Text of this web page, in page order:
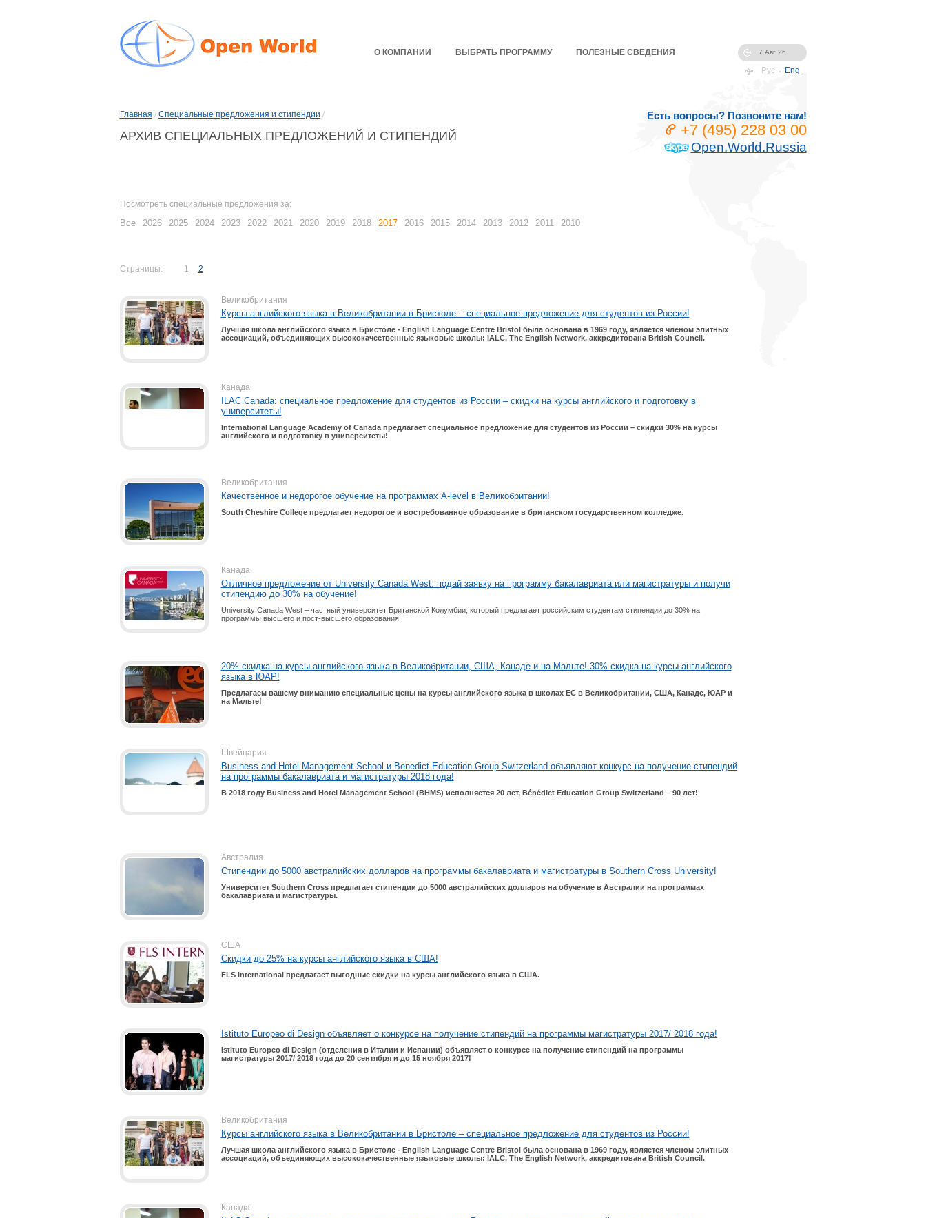
7 Авг 26
Рус Eng
О КОМПАНИИ ВЫБРАТЬ ПРОГРАММУ ПОЛЕЗНЫЕ СВЕДЕНИЯ
Есть вопросы? Позвоните нам!
+7 (495) 228 03 00
Open.World.Russia
Главная / Специальные предложения и стипендии /
АРХИВ СПЕЦИАЛЬНЫХ ПРЕДЛОЖЕНИЙ И СТИПЕНДИЙ
Посмотреть специальные предложения за:
Все 2026 2025 2024 2023 2022 2021 2020 2019 2018 2017 2016 2015 2014 2013 2012 2011 2010
Страницы: 1 2
Великобритания
Курсы английского языка в Великобритании в Бристоле – специальное предложение для студентов из России!
Лучшая школа английского языка в Бристоле - English Language Centre Bristol была основана в 1969 году, является членом элитных
ассоциаций, объединяющих высококачественные языковые школы: IALC, The English Network, аккредитована British Council.
Канада
ILAC Canada: специальное предложение для студентов из России – скидки на курсы английского и подготовку в
университеты!
International Language Academy of Canadaпредлагает специальное предложение для студентов из России – скидки 30% на курсы
английского и подготовку в университеты!
Великобритания
Качественное и недорогое обучение на программах A-level в Великобритании!
South Cheshire College предлагает недорогое и востребованное образование в британском государственном колледже.
Канада
Отличное предложение от University Canada West: подай заявку на программу бакалавриата или магистратуры и получи
стипендию до 30% на обучение!
University Canada West – частный университет Британской Колумбии, который предлагает российским студентам стипендии до 30% на
программы высшего и пост-высшего образования!
20% скидка на курсы английского языка в Великобритании, США, Канаде и на Мальте! 30% скидка на курсы английского
языка в ЮАР!
Предлагаем вашему вниманию специальные цены на курсы английского языка в школах EС в Великобритании, США, Канаде, ЮАР и
на Мальте!
Швейцария
Business and Hotel Management School и Benedict Education Group Switzerland объявляют конкурс на получение стипендий
на программы бакалавриата и магистратуры 2018 года!
В 2018 году Business and Hotel Management School (BHMS) исполняется 20 лет, Bénédict Education Group Switzerland – 90 лет!
Австралия
Стипендии до 5000 австралийских долларов на программы бакалавриата и магистратуры в Southern Cross University!
Университет Southern Cross предлагает стипендии до 5000 австралийских долларов на обучение в Австралии на программах
бакалавриата и магистратуры.
США
Скидки до 25% на курсы английского языка в США!
FLS International предлагает выгодные скидки на курсы английского языка в США.
Istituto Europeo di Design объявляет о конкурсе на получение стипендий на программы магистратуры 2017/ 2018 года!
Istituto Europeo di Design (отделения в Италии и Испании) объявляет о конкурсе на получение стипендий на программы
магистратуры 2017/ 2018 года до 20 сентября и до 15 ноября 2017!
Великобритания
Курсы английского языка в Великобритании в Бристоле – специальное предложение для студентов из России!
Лучшая школа английского языка в Бристоле - English Language Centre Bristol была основана в 1969 году, является членом элитных
ассоциаций, объединяющих высококачественные языковые школы: IALC, The English Network, аккредитована British Council.
Канада